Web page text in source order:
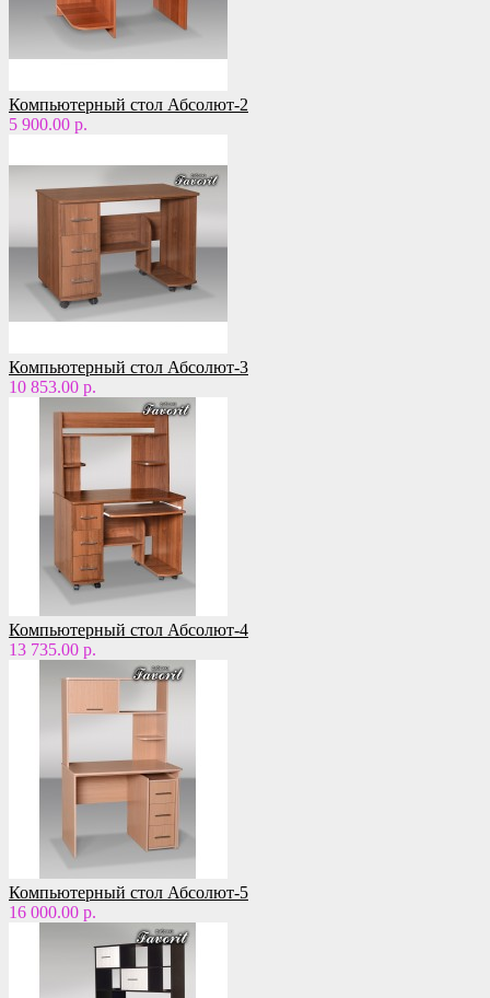
Компьютерный стол Абсолют-2
5 900.00 р.
Компьютерный стол Абсолют-3
10 853.00 р.
Компьютерный стол Абсолют-4
13 735.00 р.
Компьютерный стол Абсолют-5
16 000.00 р.